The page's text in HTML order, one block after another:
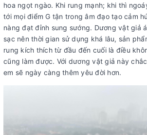
hoa ngọt ngào. Khi rung mạnh; khi thì
tới mọi điểm G tận trong âm đạo tạo cảm
nàng đạt đỉnh sung sướng. Dương vật giả
sạc nên thời gian sử dụng khá lâu, sản
rung kích thích từ đầu đến cuối là điều
cũng làm được. Với dương vật giả này
em sẽ ngày càng thêm yêu đời hơn.